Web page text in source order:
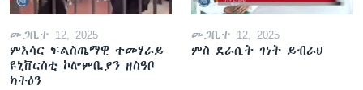
መጋቢት 12, 2025
ምእሳር ፍልስጤማዊ ተመሃራይ
ዩኒቨርስቲ ኮሎምቢያን ዘስዓቦ
ክትዕን
መጋቢት 12, 2025
ምስ ደራሲት ገነት ይብራህ